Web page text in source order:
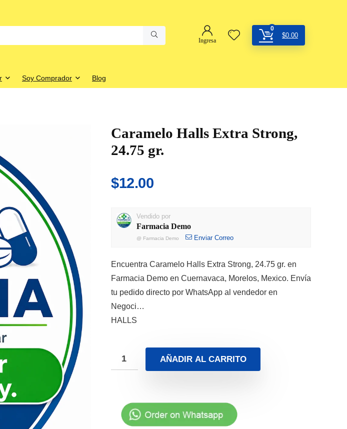
Ingresa
0
$0.00
Soy Comprador Blog
Caramelo Halls Extra Strong,
24.75 gr.
$12.00
Vendido por
Farmacia Demo
@ Farmacia Demo Enviar Correo
Encuentra Caramelo Halls Extra Strong, 24.75 gr. en
Farmacia Demo en Cuernavaca, Morelos, Mexico. Envía
tu pedido directo por WhatsApp al vendedor en
Negoci…
HALLS
AÑADIR AL CARRITO